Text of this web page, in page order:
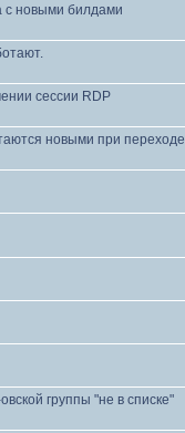
новыми билдами
сессии RDP
новыми при
группы "не в списке"